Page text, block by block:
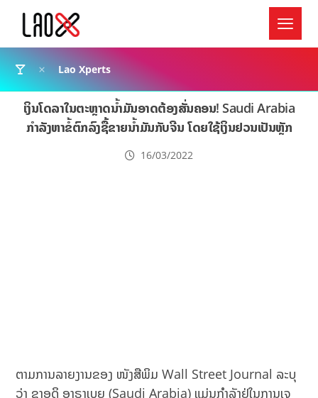
Lao Xperts
ເງິນໂດລາໃນຕະຫຼາດນໍ້າມັນອາດຕ້ອງສັ່ນຄອນ! Saudi Arabia
ກຳລັງຫາຂໍ້ຕົກລົງຊື້ຂາຍນໍ້າມັນກັບຈີນ ໂດຍໃຊ້ເງິນຢວນເປັນຫຼັກ
16/03/2022
ຕາມການລາຍງານຂອງ ໜັງສືພິມ Wall Street Journal ລະບຸ
ວ່າ ຊາ​ອຸ​ດິ ອາ​ຣາ​ເບຍ (Saudi Arabia) ແມ່ນກຳລັງ​ຢູ່​ໃນ​ການ​ເຈ​